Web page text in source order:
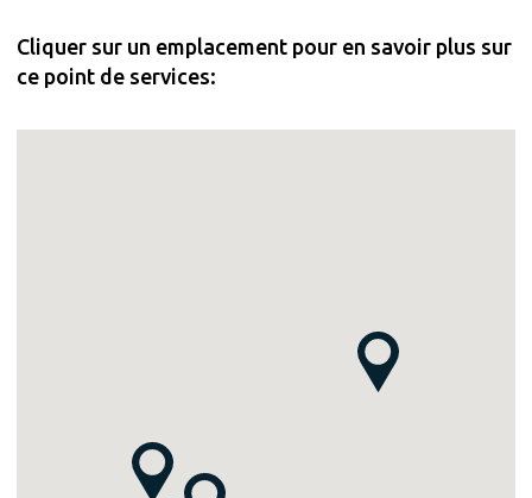
Cliquer sur un emplacement pour en savoir plus sur
ce point de services: